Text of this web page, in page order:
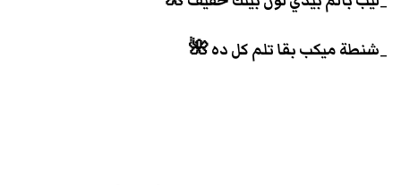
_شنطة ميكب بقا تلم كل ده 🌺